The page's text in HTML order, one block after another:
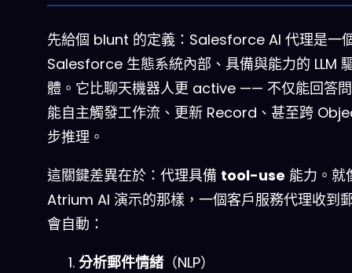
先給個 blunt 的定義：Salesforce AI 代理是一
Salesforce 生態系統內部、具備與能力的 LLM
體。它比聊天機器人更 active —— 不仅能回答
能自主觸發工作流、更新 Record、甚至跨
步推理。
這關鍵差異在於：代理具備 tool-use 能力。就
Atrium AI 演示的那樣，一個客戶服務代理收到
會自動：
分析郵件情緒（NLP）